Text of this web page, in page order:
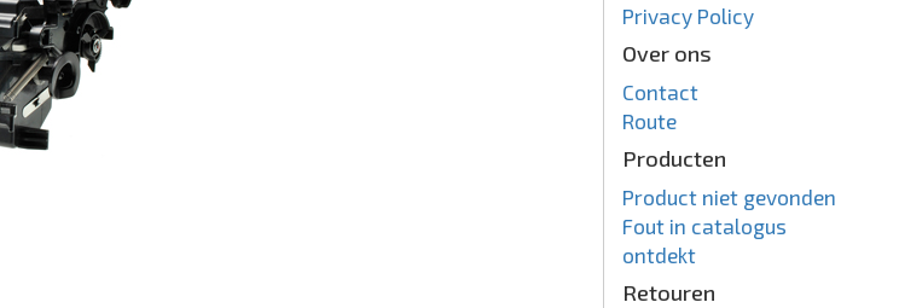
Privacy Policy
Over ons
Contact
Route
Producten
Product niet gevonden
Fout in catalogus
ontdekt
Retouren